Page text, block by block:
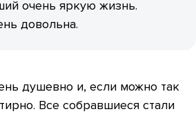
очень яркую жизнь.
довольна.
душевно и, если можно так
Все собравшиеся стали